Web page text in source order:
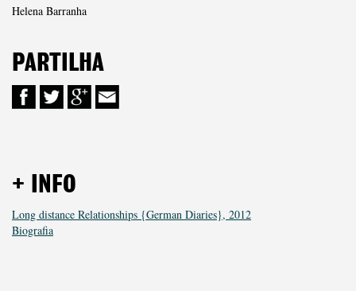
Helena Barranha
PARTILHA
+ INFO
Long distance Relationships {German Diaries}, 2012
Biografia